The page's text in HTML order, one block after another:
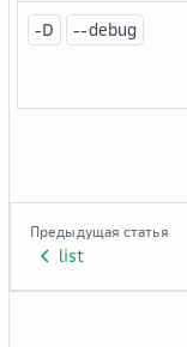
-D --debug
Предыдущая статья
list